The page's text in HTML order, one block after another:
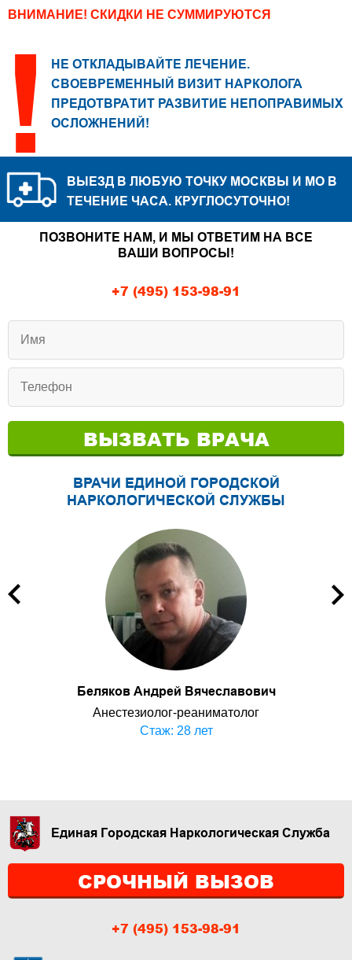
ВНИМАНИЕ! СКИДКИ НЕ СУММИРУЮТСЯ
НЕ ОТКЛАДЫВАЙТЕ ЛЕЧЕНИЕ.
СВОЕВРЕМЕННЫЙ ВИЗИТ НАРКОЛОГА
ПРЕДОТВРАТИТ РАЗВИТИЕ НЕПОПРАВИМЫХ
ОСЛОЖНЕНИЙ!
ВЫЕЗД В ЛЮБУЮ ТОЧКУ МОСКВЫ И МО В
ТЕЧЕНИЕ ЧАСА. КРУГЛОСУТОЧНО!
ПОЗВОНИТЕ НАМ, И МЫ ОТВЕТИМ НА ВСЕ
ВАШИ ВОПРОСЫ!
+7 (495) 153-98-91
ВЫЗВАТЬ ВРАЧА
ВРАЧИ ЕДИНОЙ ГОРОДСКОЙ
НАРКОЛОГИЧЕСКОЙ СЛУЖБЫ
Беляков Андрей Вячеславович
Анестезиолог-реаниматолог
Стаж: 28 лет
Единая Городская Наркологическая Служба
СРОЧНЫЙ ВЫЗОВ
+7 (495) 153-98-91